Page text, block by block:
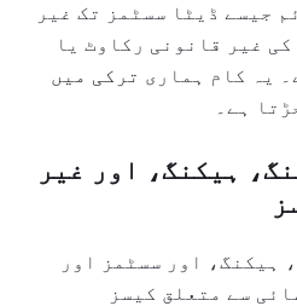
جیسے ڈیٹا سسٹمز تک غیر
غیر قانونی رکاوٹ یا
یہ کام ہماری ترکی میں
ہے۔
ہیکنگ، اور غیر
ہیکنگ، اور سسٹمز اور
سے متعلق کیسز